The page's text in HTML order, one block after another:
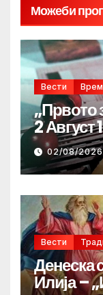
Можеби
Вести
2 Август
02/08/
Вести
Денеска
Илија –